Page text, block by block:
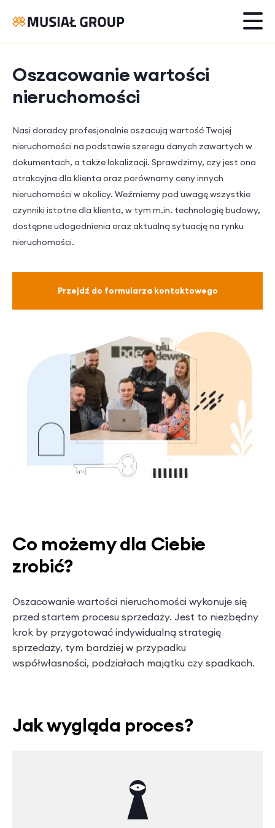
Oszacowanie wartości
nieruchomości
Nasi doradcy profesjonalnie oszacują wartość Twojej
nieruchomości na podstawie szeregu danych zawartych w
dokumentach, a także lokalizacji. Sprawdzimy, czy jest ona
atrakcyjna dla klienta oraz porównamy ceny innych
nieruchomości w okolicy. Weźmiemy pod uwagę wszystkie
czynniki istotne dla klienta, w tym m.in. technologię budowy,
dostępne udogodnienia oraz aktualną sytuację na rynku
nieruchomości.
Przejdź do formularza kontaktowego
Co możemy dla Ciebie
zrobić?
Oszacowanie wartości nieruchomości wykonuje się
przed startem procesu sprzedaży. Jest to niezbędny
krok by przygotować indywidualną strategię
sprzedaży, tym bardziej w przypadku
współwłasności, podziałach majątku czy spadkach.
Jak wygląda proces?